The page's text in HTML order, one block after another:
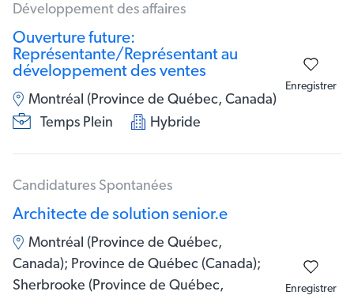
Développement des affaires
Ouverture future:
Représentante/Représentant au
développement des ventes
Montréal (Province de Québec, Canada)
Temps Plein
Hybride
Enregistrer
Candidatures Spontanées
Architecte de solution senior.e
Montréal (Province de Québec,
Canada); Province de Québec (Canada);
Sherbrooke (Province de Québec,
Enregistrer